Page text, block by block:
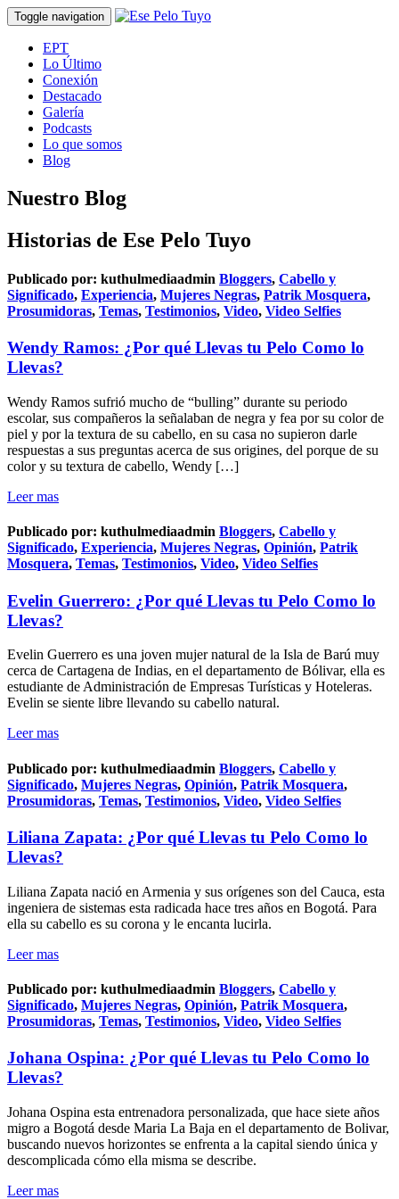
Toggle navigation
EPT
Lo Último
Conexión
Destacado
Galería
Podcasts
Lo que somos
Blog
Nuestro Blog
Historias de Ese Pelo Tuyo
Publicado por: kuthulmediaadmin Bloggers, Cabello y
Significado, Experiencia, Mujeres Negras, Patrik Mosquera,
Prosumidoras, Temas, Testimonios, Video, Video Selfies
Wendy Ramos: ¿Por qué Llevas tu Pelo Como lo
Llevas?
Wendy Ramos sufrió mucho de “bulling” durante su periodo
escolar, sus compañeros la señalaban de negra y fea por su color de
piel y por la textura de su cabello, en su casa no supieron darle
respuestas a sus preguntas acerca de sus origines, del porque de su
color y su textura de cabello, Wendy […]
Leer mas
Publicado por: kuthulmediaadmin Bloggers, Cabello y
Significado, Experiencia, Mujeres Negras, Opinión, Patrik
Mosquera, Temas, Testimonios, Video, Video Selfies
Evelin Guerrero: ¿Por qué Llevas tu Pelo Como lo
Llevas?
Evelin Guerrero es una joven mujer natural de la Isla de Barú muy
cerca de Cartagena de Indias, en el departamento de Bólivar, ella es
estudiante de Administración de Empresas Turísticas y Hoteleras.
Evelin se siente libre llevando su cabello natural.
Leer mas
Publicado por: kuthulmediaadmin Bloggers, Cabello y
Significado, Mujeres Negras, Opinión, Patrik Mosquera,
Prosumidoras, Temas, Testimonios, Video, Video Selfies
Liliana Zapata: ¿Por qué Llevas tu Pelo Como lo
Llevas?
Liliana Zapata nació en Armenia y sus orígenes son del Cauca, esta
ingeniera de sistemas esta radicada hace tres años en Bogotá. Para
ella su cabello es su corona y le encanta lucirla.
Leer mas
Publicado por: kuthulmediaadmin Bloggers, Cabello y
Significado, Mujeres Negras, Opinión, Patrik Mosquera,
Prosumidoras, Temas, Testimonios, Video, Video Selfies
Johana Ospina: ¿Por qué Llevas tu Pelo Como lo
Llevas?
Johana Ospina esta entrenadora personalizada, que hace siete años
migro a Bogotá desde Maria La Baja en el departamento de Bolivar,
buscando nuevos horizontes se enfrenta a la capital siendo única y
descomplicada cómo ella misma se describe.
Leer mas